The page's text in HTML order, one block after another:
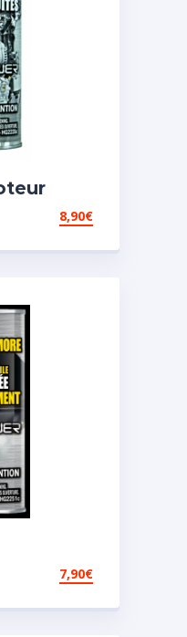
8,90€
7,90€